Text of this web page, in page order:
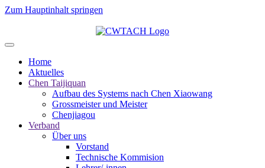
Zum Hauptinhalt springen
Home
Aktuelles
Chen Taijiquan
Aufbau des Systems nach Chen Xiaowang
Grossmeister und Meister
Chenjiagou
Verband
Über uns
Vorstand
Technische Kommision